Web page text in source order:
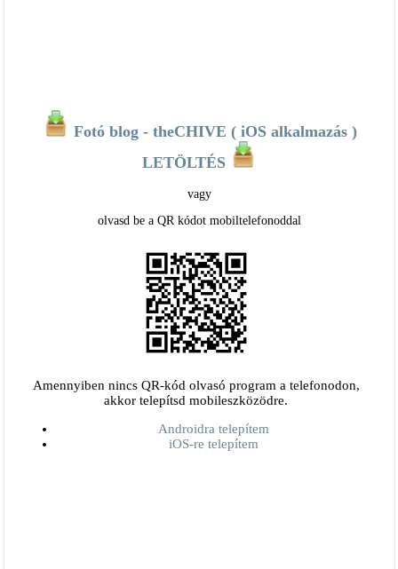
Fotó blog - theCHIVE ( iOS alkalmazás )
LETÖLTÉS
vagy
olvasd be a QR kódot mobiltelefonoddal
Amennyiben nincs QR-kód olvasó program a telefonodon,
akkor telepítsd mobileszközödre.
Androidra telepítem
iOS-re telepítem